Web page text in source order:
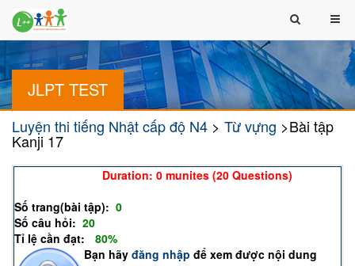
JLPT TEST
Luyện thi tiếng Nhật cấp độ N4 > Từ vựng >Bài tập
Kanji 17
Duration: 0 munites (20 Questions)
Số trang(bài tập): 0
Số câu hỏi: 20
Tỉ lệ cần đạt: (80%
Bạn hãyđăng nhậpđể xem được nội dung